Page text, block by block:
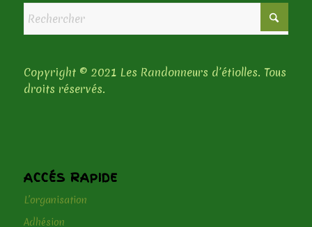
Copyright © 2021 Les Randonneurs d’étiolles. Tous
droits réservés.
ACCÉS RAPIDE
L’organisation
Adhésion